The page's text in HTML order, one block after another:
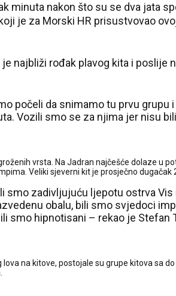
minuta nakon što su se dva jata
je za Morski HR prisustvovao
najbliži rođak plavog kita i poslije
počeli da snimamo tu prvu grupu
Vozili smo se za njima jer nisu
vrsta. Na Jadran najčešće dolaze u
Veliki sjeverni kit je prosječno dugačak
smo zadivljujuću ljepotu ostrva
obalu, bili smo svjedoci
smo hipnotisani – rekao je Stefan
na kitove, postojale su grupe kitova sa do